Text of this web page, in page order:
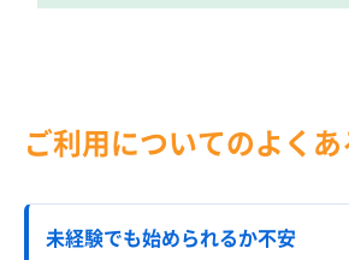
ご利用についてのよく
未経験でも始められるか不安